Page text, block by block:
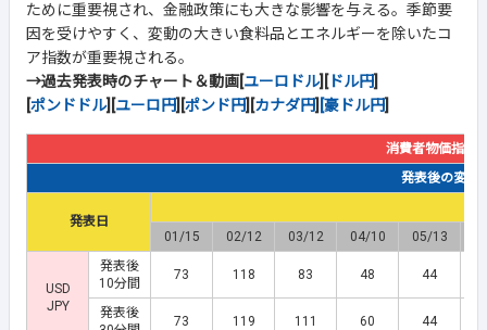
ために重要視され、金融政策にも大きな影響を与える。季節要
因を受けやすく、変動の大きい食料品とエネルギーを除いたコ
ア指数が重要視される。
→過去発表時のチャート＆動画[ユーロドル][ ドル円]
[ポンドドル][ユーロ円][ポンド円][カナダ円] [豪ドル円]
消費者物価指数
発表後の変動
発表日
01/15
02/12 03/12 04/10 05/13
USD
JPY
発表後
10分間
73 118 83 48 44
発表後
73 119 111 60 44